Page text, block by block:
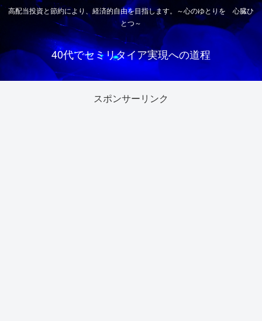
高配当投資と節約により、経済的自由を目指します。～心のゆとりを 心臓ひ
とつ～
40代でセミリタイア実現への道程
スポンサーリンク